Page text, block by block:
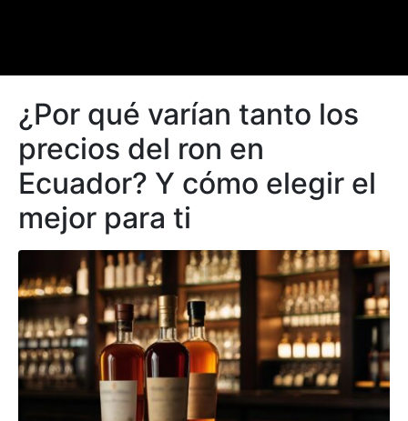
¿Por qué varían tanto los
precios del ron en
Ecuador? Y cómo elegir el
mejor para ti